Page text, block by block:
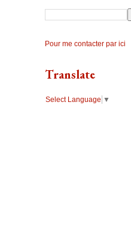
Pour me contacter par ici
Translate
Select Language ▼